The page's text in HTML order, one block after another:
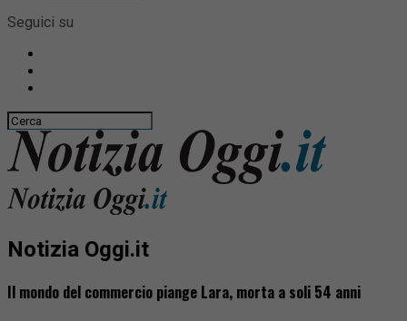
Seguici su
Notizia Oggi.it
Il mondo del commercio piange Lara, morta a soli 54 anni